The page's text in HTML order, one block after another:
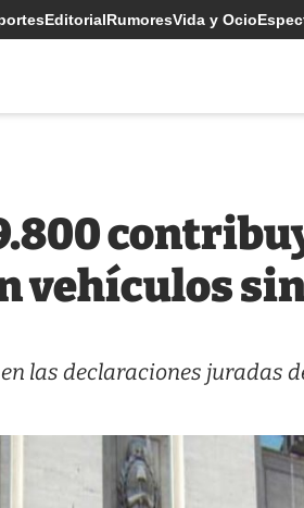
EditorialRumoresVida y Ocio
vehículos
las declaraciones juradas